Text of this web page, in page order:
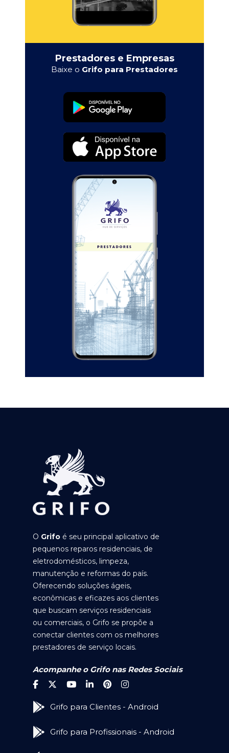
Prestadores e Empresas
Baixe o Grifo para Prestadores
O Grifo é seu principal aplicativo de
pequenos reparos residenciais, de
eletrodomésticos, limpeza,
manutenção e reformas do país.
Oferecendo soluções ágeis,
econômicas e eficazes aos clientes
que buscam serviços residenciais
ou comerciais, o Grifo se propõe a
conectar clientes com os melhores
prestadores de serviço locais.
Acompanhe o Grifo nas Redes Sociais
Grifo para Clientes - Android
Grifo para Profissionais - Android